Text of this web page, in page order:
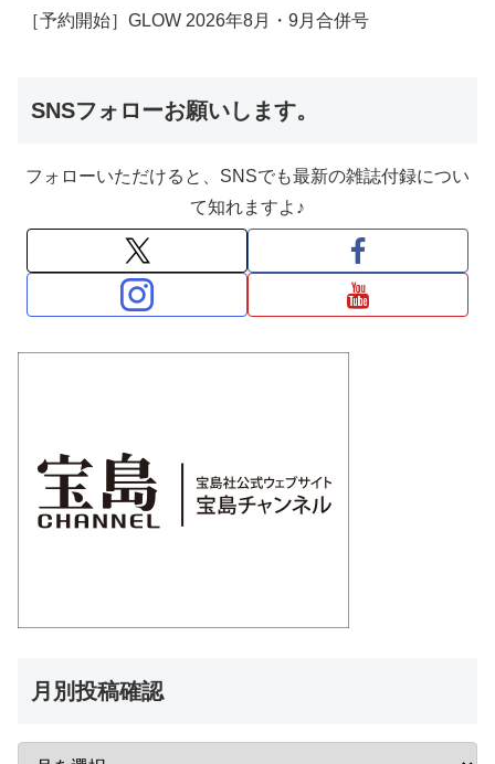
［予約開始］GLOW 2026年8月・9月合併号
SNSフォローお願いします。
フォローいただけると、SNSでも最新の雑誌付録につい
て知れますよ♪
月別投稿確認